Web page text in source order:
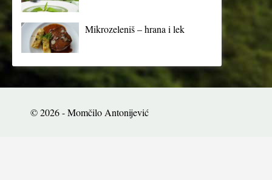
Mikrozeleniš – hrana i lek
© 2026 - Momčilo Antonijević